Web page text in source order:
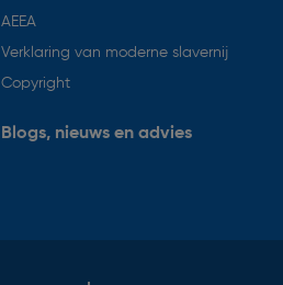
AEEA
Verklaring van moderne slavernij
Copyright
Blogs, nieuws en advies